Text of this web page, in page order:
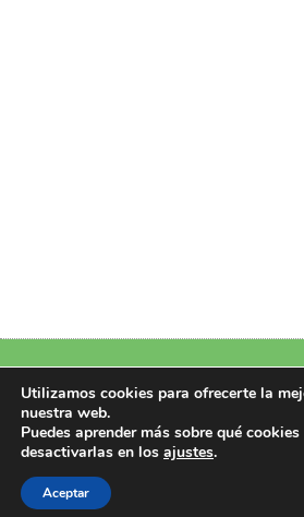
Política de Privacidad |Política de Cookies |
Copyright 2026 © Design by
Utilizamos cookies para ofrecerte la
nuestra web.
Puedes aprender más sobre qué
desactivarlas en los ajustes.
Aceptar